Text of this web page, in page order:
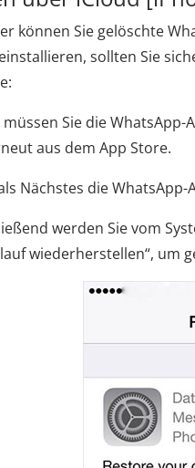
können Sie gelöschte
sollten Sie
Sie die
aus dem App Store.
Nächstes die
werden Sie vom
wiederherstellen“,